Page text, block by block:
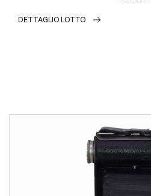
DETTAGLIO LOTTO